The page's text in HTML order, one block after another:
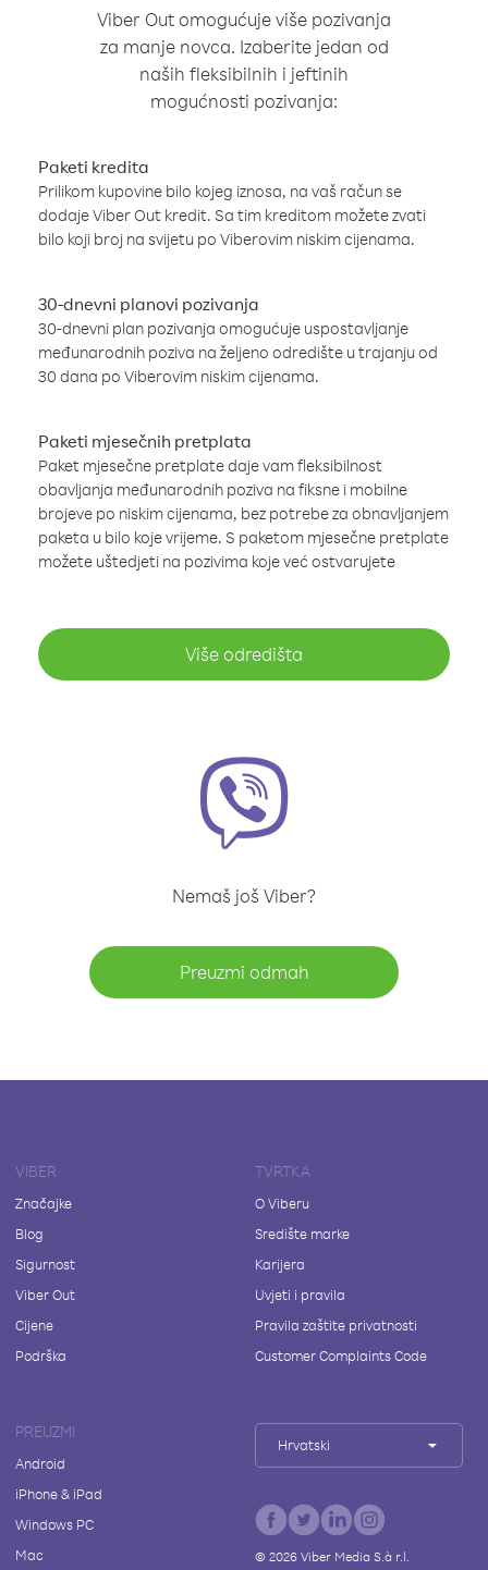
Viber Out omogućuje više pozivanja
za manje novca. Izaberite jedan od
naših fleksibilnih i jeftinih
mogućnosti pozivanja:
Paketi kredita
Prilikom kupovine bilo kojeg iznosa, na vaš račun se
dodaje Viber Out kredit. Sa tim kreditom možete zvati
bilo koji broj na svijetu po Viberovim niskim cijenama.
30-dnevni planovi pozivanja
30-dnevni plan pozivanja omogućuje uspostavljanje
međunarodnih poziva na željeno odredište u trajanju od
30 dana po Viberovim niskim cijenama.
Paketi mjesečnih pretplata
Paket mjesečne pretplate daje vam fleksibilnost
obavljanja međunarodnih poziva na fiksne i mobilne
brojeve po niskim cijenama, bez potrebe za obnavljanjem
paketa u bilo koje vrijeme. S paketom mjesečne pretplate
možete uštedjeti na pozivima koje već ostvarujete
Više odredišta
Nemaš još Viber?
Preuzmi odmah
VIBER
Značajke
Blog
Sigurnost
Viber Out
Cijene
Podrška
TVRTKA
O Viberu
Središte marke
Karijera
Uvjeti i pravila
Pravila zaštite privatnosti
Customer Complaints Code
PREUZMI
Android
iPhone & iPad
Windows PC
Mac
Hrvatski
© 2026Viber Media S.à r.l.